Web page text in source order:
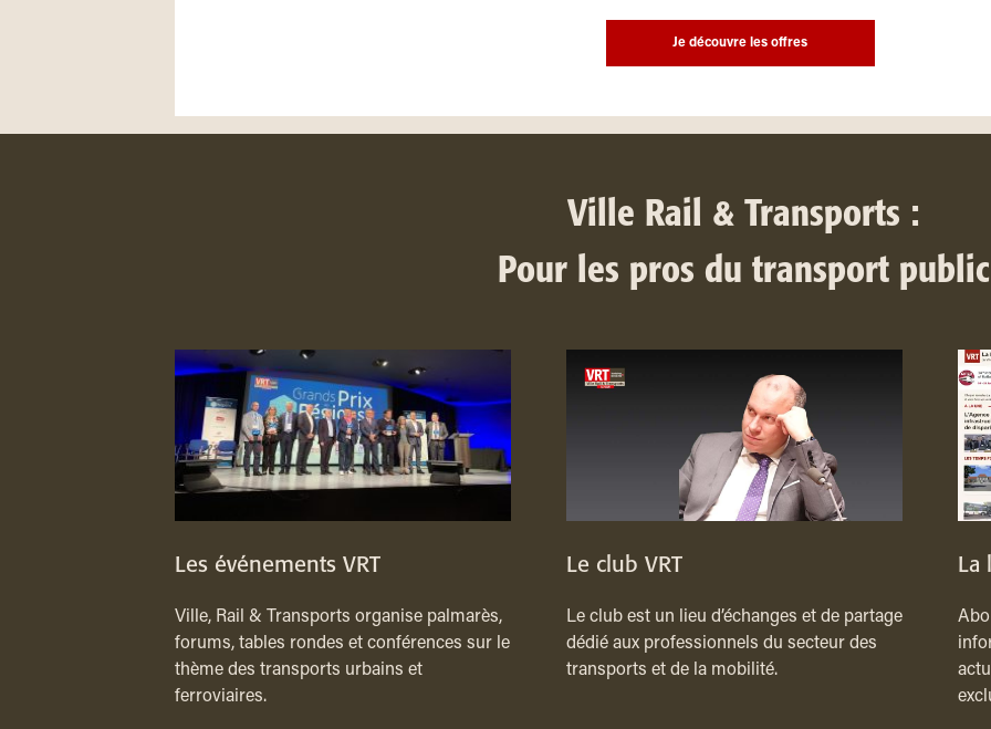
Je découvre les offres
Ville Rail & Transports :
Pour les pros du transport public
Les événements VRT
Ville, Rail & Transports organise palmarès,
forums, tables rondes et conférences sur le
thème des transports urbains et
ferroviaires.
Le club VRT
Le club est un lieu d’échanges et de partage
dédié aux professionnels du secteur des
transports et de la mobilité.
La